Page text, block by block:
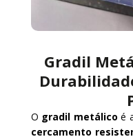
Gradil
O gradil metálico é
cercamento